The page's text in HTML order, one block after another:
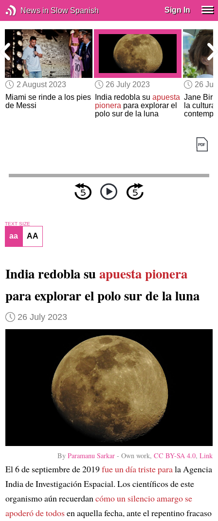
News in Slow Spanish Sign In
2 August 2023
Miami se rinde a los pies
de Messi
26 July 2023
India redobla su apuesta
pionerapara explorar el
polo sur de la luna
26
Jane
la cultura
TEXT SIZE
aa AA
India redobla suapuesta pionera
para explorar el polo sur de la luna
26 July 2023
ByParamanu Sarkar -Own work,CC BY-SA 4.0,Link
El 6 de septiembre de 2019fue un día triste parala Agencia
India de Investigación Espacial. Los científicos de este
organismo aún recuerdancómo un silencio amargo se
apoderó de todosen aquella fecha, ante el repentino fracaso